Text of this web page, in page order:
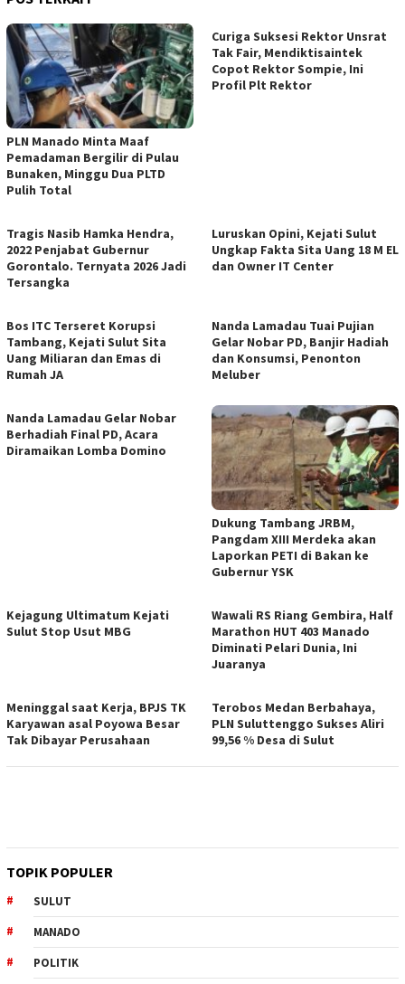
PLN Manado Minta Maaf
Pemadaman Bergilir di Pulau
Bunaken, Minggu Dua PLTD
Pulih Total
Curiga Suksesi Rektor Unsrat
Tak Fair, Mendiktisaintek
Copot Rektor Sompie, Ini
Profil Plt Rektor
Tragis Nasib Hamka Hendra,
2022 Penjabat Gubernur
Gorontalo. Ternyata 2026 Jadi
Tersangka
Luruskan Opini, Kejati Sulut
Ungkap Fakta Sita Uang 18 M EL
dan Owner IT Center
Bos ITC Terseret Korupsi
Tambang, Kejati Sulut Sita
Uang Miliaran dan Emas di
Rumah JA
Nanda Lamadau Tuai Pujian
Gelar Nobar PD, Banjir Hadiah
dan Konsumsi, Penonton
Meluber
Nanda Lamadau Gelar Nobar
Berhadiah Final PD, Acara
Diramaikan Lomba Domino
Dukung Tambang JRBM,
Pangdam XIII Merdeka akan
Laporkan PETI di Bakan ke
Gubernur YSK
Kejagung Ultimatum Kejati
Sulut Stop Usut MBG
Wawali RS Riang Gembira, Half
Marathon HUT 403 Manado
Diminati Pelari Dunia, Ini
Juaranya
Meninggal saat Kerja, BPJS TK
Karyawan asal Poyowa Besar
Tak Dibayar Perusahaan
Terobos Medan Berbahaya,
PLN Suluttenggo Sukses Aliri
99,56 % Desa di Sulut
TOPIK POPULER
SULUT
MANADO
POLITIK